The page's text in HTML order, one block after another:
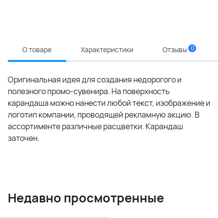
О товаре Характеристики Отзывы 0
Оригинальная идея для создания недорогого и
полезного промо-сувенира. На поверхность
карандаша можно нанести любой текст, изображение и
логотип компании, проводящей рекламную акцию. В
ассортименте различные расцветки. Карандаш
заточен.
Недавно просмотренные